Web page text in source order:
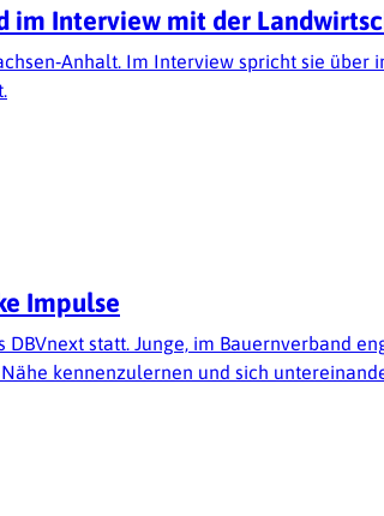
im Interview mit der
Im Interview spricht sie
Impulse
statt. Junge, im Bauernverband
kennenzulernen und sich